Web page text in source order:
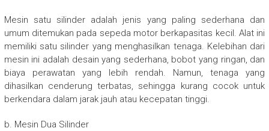
Mesin satu silinder adalah jenis yang paling sederhana dan
umum ditemukan pada sepeda motor berkapasitas kecil. Alat ini
memiliki satu silinder yang menghasilkan tenaga. Kelebihan dari
mesin ini adalah desain yang sederhana, bobot yang ringan, dan
biaya perawatan yang lebih rendah. Namun, tenaga yang
dihasilkan cenderung terbatas, sehingga kurang cocok untuk
berkendara dalam jarak jauh atau kecepatan tinggi.
b. Mesin Dua Silinder